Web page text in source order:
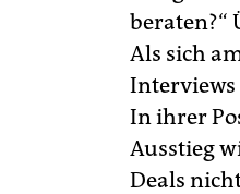
beraten?“
Als sich
Interviews
In ihrer
Ausstieg
Deals